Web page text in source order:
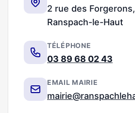
2 rue des
Ranspach-le-Haut
TÉLÉPHONE
03 89 68 02 43
EMAIL MAIRIE